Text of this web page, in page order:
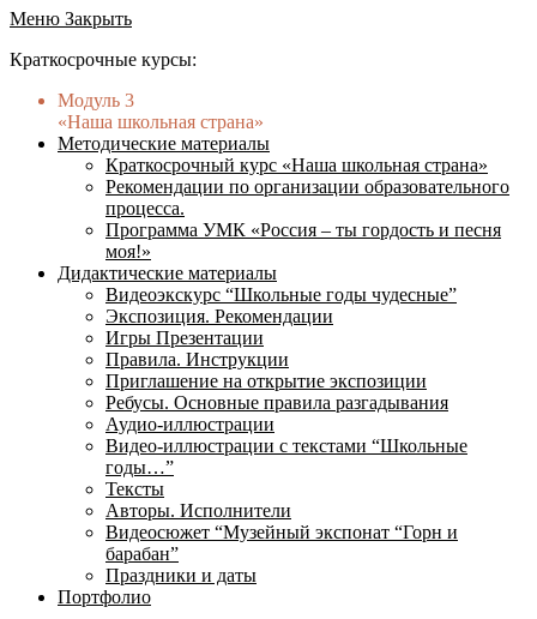
Меню Закрыть
Краткосрочные курсы:
Модуль 3
«Наша школьная страна»
Методические материалы
Краткосрочный курс «Наша школьная страна»
Рекомендации по организации образовательного
процесса.
Программа УМК «Россия – ты гордость и песня
моя!»
Дидактические материалы
Видеоэкскурс “Школьные годы чудесные”
Экспозиция. Рекомендации
Игры Презентации
Правила. Инструкции
Приглашение на открытие экспозиции
Ребусы. Основные правила разгадывания
Аудио-иллюстрации
Видео-иллюстрации с текстами “Школьные
годы…”
Тексты
Авторы. Исполнители
Видеосюжет “Музейный экспонат “Горн и
барабан”
Праздники и даты
Портфолио